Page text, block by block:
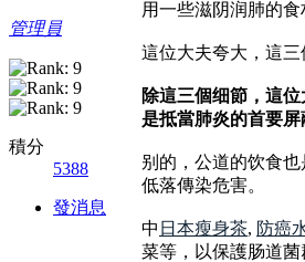
管理員
積分
5388
發消息
用一些滋阴润肺的
這位大夫夸大，這
除這三個细節，這位
是抵當肺炎的首要屏
别的，公道的饮食
低落傳染危害。
中 日本瘦身茶, 防癌
菜等，以保護肠道菌